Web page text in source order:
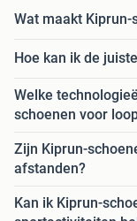
Wat maakt
Hoe kan ik de
Welke
schoenen voor
Zijn Kiprun-
afstanden?
Kan ik Kiprun-